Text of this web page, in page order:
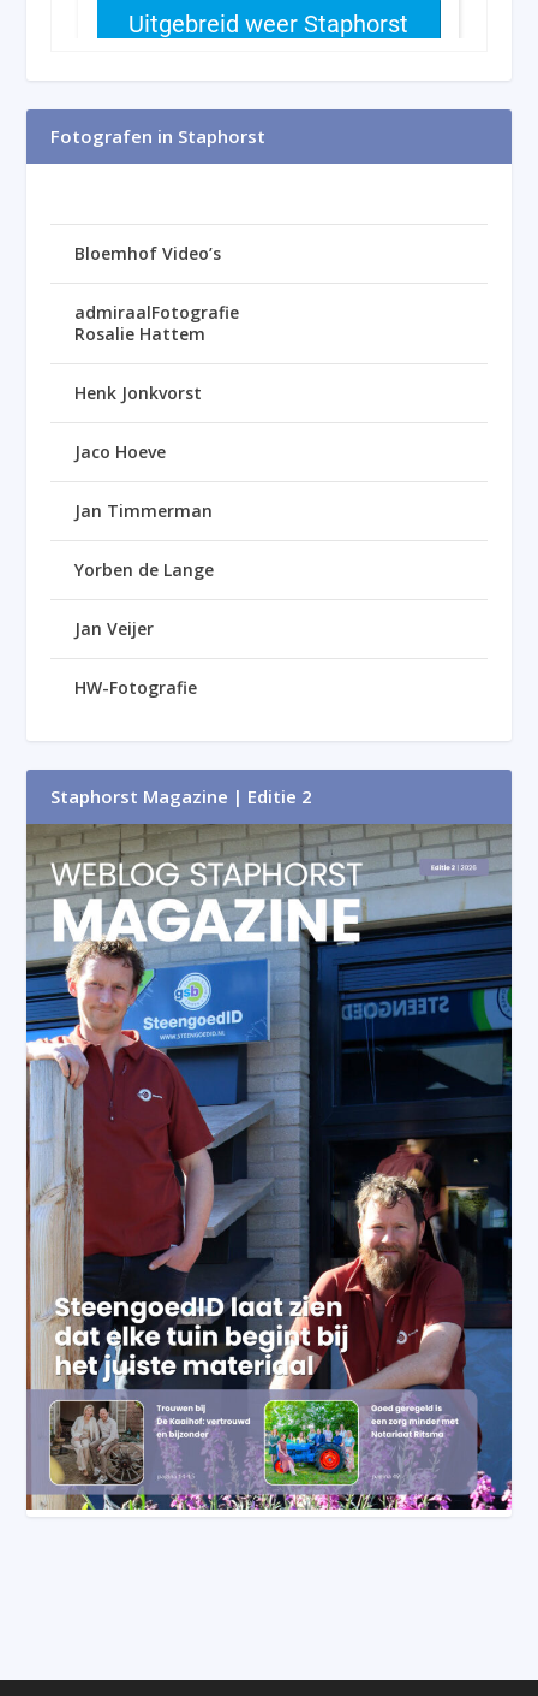
Fotografen in Staphorst
Bloemhof Video’s
admiraalFotografie
Rosalie Hattem
Henk Jonkvorst
Jaco Hoeve
Jan Timmerman
Yorben de Lange
Jan Veijer
HW-Fotografie
Staphorst Magazine | Editie 2